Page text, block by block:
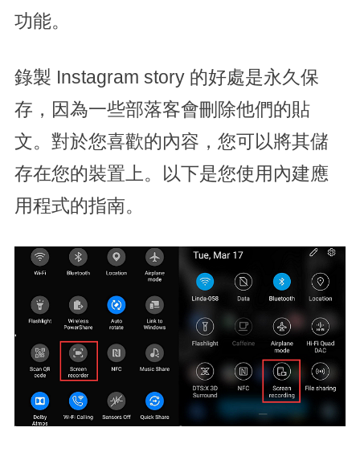
功能。
錄製 Instagram story 的好處是永久保
存，因為一些部落客會刪除他們的貼
文。對於您喜歡的內容，您可以將其儲
存在您的裝置上。以下是您使用內建應
用程式的指南。